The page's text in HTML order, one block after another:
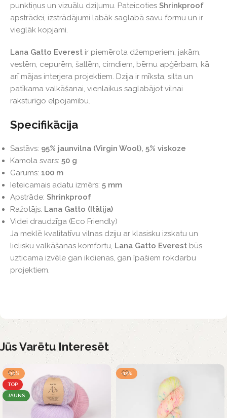
punktiņus un vizuālu dziļumu. Pateicoties Shrinkproof
apstrādei, izstrādājumi labāk saglabā savu formu un ir
vieglāk kopjami.
Lana Gatto Everest ir piemērota džemperiem, jakām,
vestēm, cepurēm, šallēm, cimdiem, bērnu apģērbam, kā
arī mājas interjera projektiem. Dzija ir mīksta, silta un
patīkama valkāšanai, vienlaikus saglabājot vilnai
raksturīgo elpojamību.
Specifikācija
Sastāvs: 95% jaunvilna (Virgin Wool), 5% viskoze
Kamola svars: 50 g
Garums: 100 m
Ieteicamais adatu izmērs: 5 mm
Apstrāde: Shrinkproof
Ražotājs: Lana Gatto (Itālija)
Videi draudzīga (Eco Friendly)
Ja meklē kvalitatīvu vilnas dziju ar klasisku izskatu un
lielisku valkāšanas komfortu, Lana Gatto Everest būs
uzticama izvēle gan ikdienas, gan īpašiem rokdarbu
projektiem.
Jūs Varētu Interesēt
-30%
TOP
JAUNS
-13%